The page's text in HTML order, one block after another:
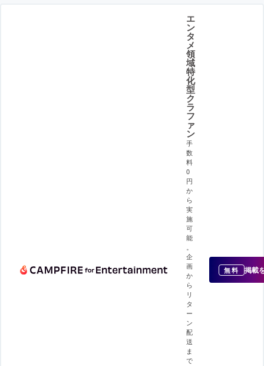
エ
ン
タ
メ
領
域
特
化
型
ク
ラ
フ
ァ
ン
手
数
料
0
円
か
ら
実
施
可
能
企
画
か
ら
リ
タ
ー
ン
配
送
ま
で
無料 掲載